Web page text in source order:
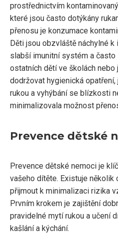
prostřednictvím
které jsou často dotýkány
přenosu je konzumace
Děti jsou obzvláště náchylné
slabší imunitní systém a
ostatních dětí ve školách
dodržovat hygienická
rukou a vyhýbání se blízkosti
minimalizovala možnost
Prevence dětské
Prevence dětské nemoci je
vašeho dítěte. Existuje několik
přijmout k minimalizaci rizika
Prvním krokem je zajištění
pravidelné mytí rukou a učení
kašlání a kýchání.